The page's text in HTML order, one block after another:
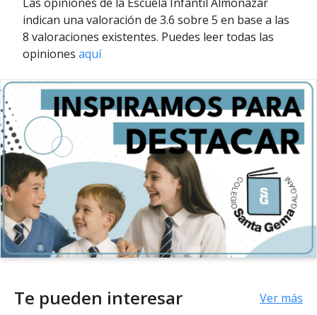
indican una valoración de 3.6 sobre 5 en base a las
8 valoraciones existentes. Puedes leer todas las
opiniones aquí
Te pueden interesar Ver más